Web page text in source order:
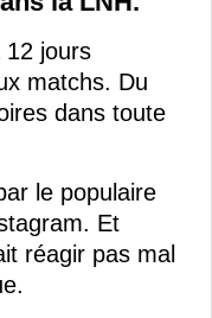
12 jours
matchs. Du
dans toute
le populaire
Et
réagir pas mal